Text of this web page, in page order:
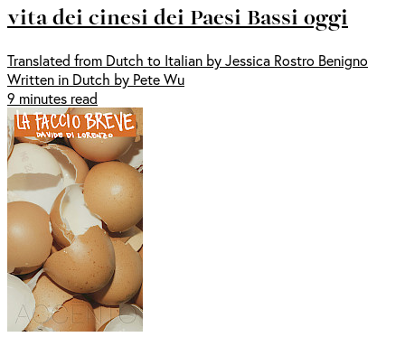
vita dei cinesi dei Paesi Bassi oggi
Translated from Dutch to Italian by Jessica Rostro Benigno
Written in Dutch by Pete Wu
9 minutes read